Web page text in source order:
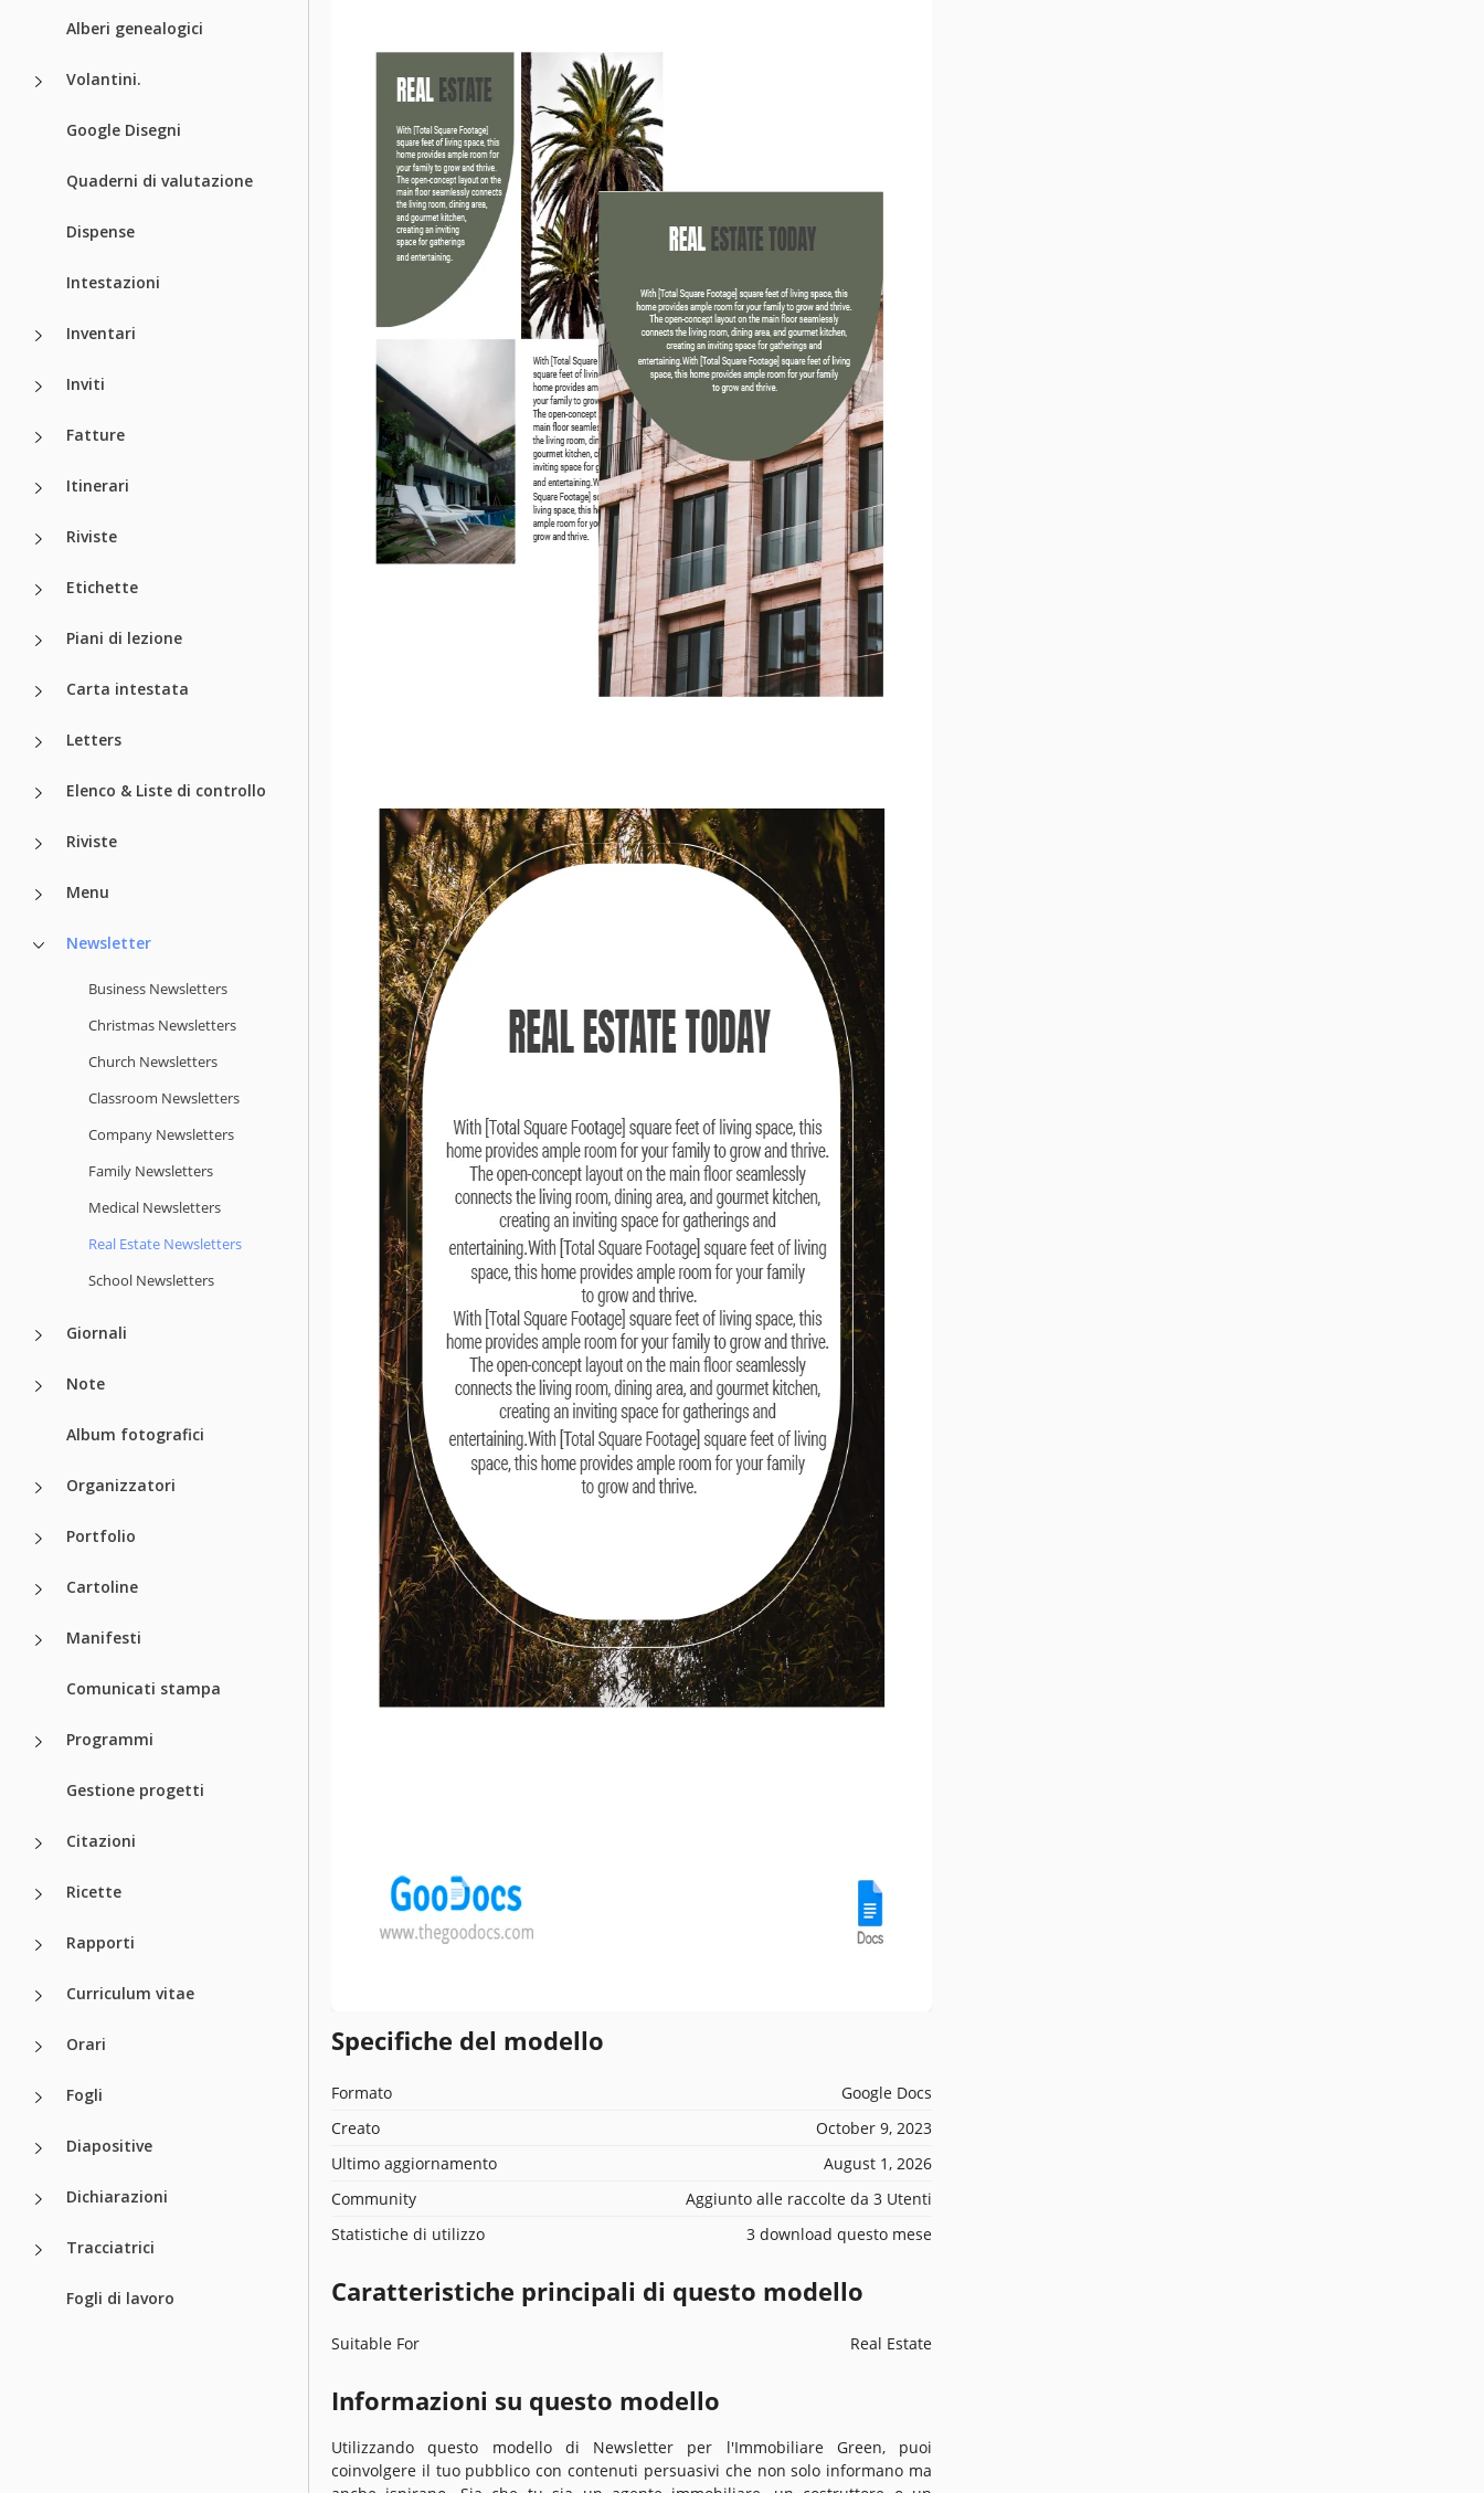
Alberi genealogici
Volantini.
Google Disegni
Quaderni di valutazione
Dispense
Intestazioni
Inventari
Inviti
Fatture
Itinerari
Riviste
Etichette
Piani di lezione
Carta intestata
Letters
Elenco & Liste di controllo
Riviste
Menu
Newsletter
Business Newsletters
Christmas Newsletters
Church Newsletters
Classroom Newsletters
Company Newsletters
Family Newsletters
Medical Newsletters
Real Estate Newsletters
School Newsletters
Giornali
Note
Album fotografici
Organizzatori
Portfolio
Cartoline
Manifesti
Comunicati stampa
Programmi
Gestione progetti
Citazioni
Ricette
Rapporti
Curriculum vitae
Orari
Fogli
Diapositive
Dichiarazioni
Tracciatrici
Fogli di lavoro
Specifiche del modello
Formato
Google Docs
Creato
October 9, 2023
Ultimo aggiornamento
August 1, 2026
Community
Aggiunto alle raccolte da 3 Utenti
Statistiche di utilizzo
3 download questo mese
Caratteristiche principali di questo modello
Suitable For Real Estate
Informazioni su questo modello
Utilizzando questo modello di Newsletter per l'Immobiliare Green, puoi
coinvolgere il tuo pubblico con contenuti persuasivi che non solo informano ma